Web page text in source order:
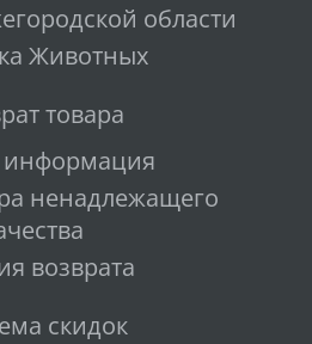
области
Животных
товара
ненадлежащего
возврата
скидок